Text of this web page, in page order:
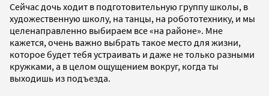
Сейчас дочь ходит в подготовительную группу школы, в
художественную школу, на танцы, на робототехнику, и мы
целенаправленно выбираем все «на районе». Мне
кажется, очень важно выбрать такое место для жизни,
которое будет тебя устраивать и даже не только разными
кружками, а в целом ощущением вокруг, когда ты
выходишь из подъезда.